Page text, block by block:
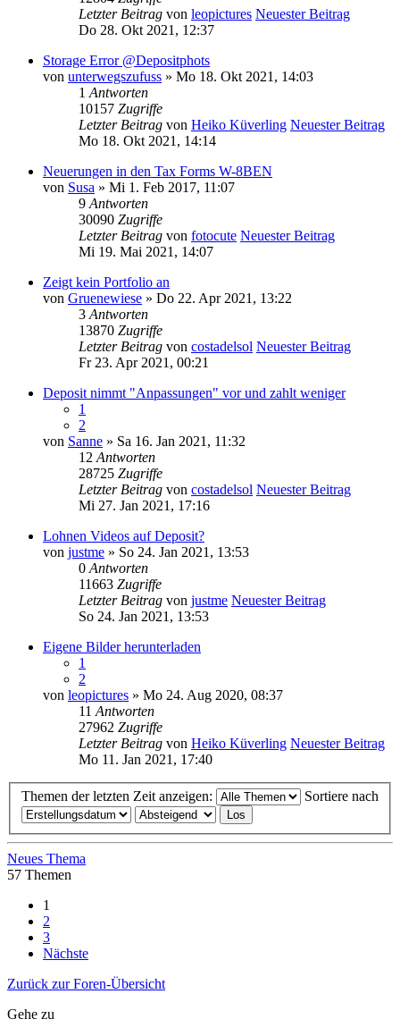
Letzter Beitrag von leopictures Neuester Beitrag
Do 28. Okt 2021, 12:37
Storage Error @Depositphots
von unterwegszufuss » Mo 18. Okt 2021, 14:03
1 Antworten
10157 Zugriffe
Letzter Beitrag von Heiko Küverling Neuester Beitrag
Mo 18. Okt 2021, 14:14
Neuerungen in den Tax Forms W-8BEN
von Susa » Mi 1. Feb 2017, 11:07
9 Antworten
30090 Zugriffe
Letzter Beitrag von fotocute Neuester Beitrag
Mi 19. Mai 2021, 14:07
Zeigt kein Portfolio an
von Gruenewiese » Do 22. Apr 2021, 13:22
3 Antworten
13870 Zugriffe
Letzter Beitrag von costadelsol Neuester Beitrag
Fr 23. Apr 2021, 00:21
Deposit nimmt "Anpassungen" vor und zahlt weniger
1
2
von Sanne » Sa 16. Jan 2021, 11:32
12 Antworten
28725 Zugriffe
Letzter Beitrag von costadelsol Neuester Beitrag
Mi 27. Jan 2021, 17:16
Lohnen Videos auf Deposit?
von justme » So 24. Jan 2021, 13:53
0 Antworten
11663 Zugriffe
Letzter Beitrag von justme Neuester Beitrag
So 24. Jan 2021, 13:53
Eigene Bilder herunterladen
1
2
von leopictures » Mo 24. Aug 2020, 08:37
11 Antworten
27962 Zugriffe
Letzter Beitrag von Heiko Küverling Neuester Beitrag
Mo 11. Jan 2021, 17:40
Themen der letzten Zeit anzeigen: Sortiere nach
Neues Thema
57 Themen
1
2
3
Nächste
Zurück zur Foren-Übersicht
Gehe zu